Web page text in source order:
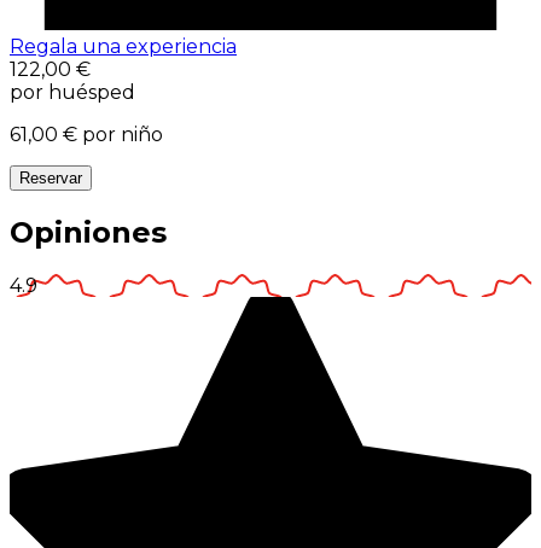
Regala una experiencia
122,00 €
por huésped
61,00 € por niño
Reservar
Opiniones
4.9